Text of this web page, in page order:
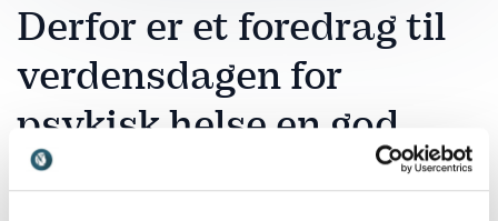
Derfor er et foredrag til
verdensdagen for
psykisk helse en god
investering